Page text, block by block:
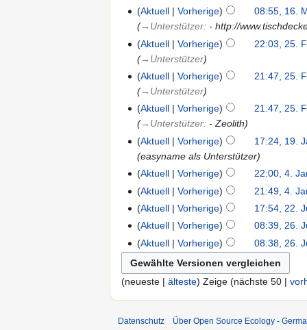
Aktuell
Vorherige
08:55, 16.
→‎Unterstützer:- http://
Aktuell
Vorherige
22:03, 25.
→‎Unterstützer
Aktuell
Vorherige
21:47, 25.
→‎Unterstützer
Aktuell
Vorherige
21:47, 25.
→‎Unterstützer:- Zeolith
Aktuell
Vorherige
17:24, 19.
easyname als Unterstützer
Aktuell
Vorherige
22:00, 4.
Aktuell
Vorherige
21:49, 4.
Aktuell
Vorherige
17:54, 22.
Aktuell
Vorherige
08:39, 26.
Aktuell
Vorherige 08:38, 26.
(neueste | älteste) Zeige (nächste 50 |
Datenschutz Über Open Source Ecology -